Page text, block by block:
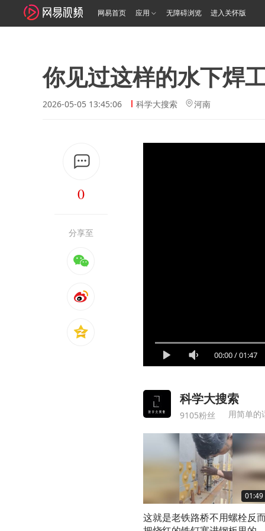
网易首页 应用 无障碍浏览 进入关怀版
你见过这样的水下焊
2026-05-05 13:45:06 科学大搜索 河南
0
分享至
00:00/01:47
科学大搜索
9105粉丝 用简单的
01:49
这就是老铁路桥不用螺栓反